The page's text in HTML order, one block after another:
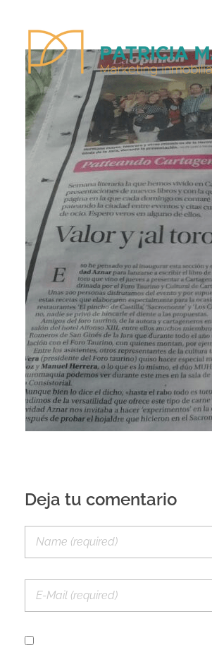
Patricia Magro - Comunicación y marketing inmobiliario
Aunque nunca me callo, guardo un par de secretos
Deja tu comentario